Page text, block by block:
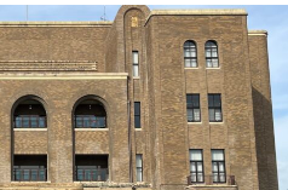
フ
ィ
ー
限
会
社
美
容
室
在
宅・